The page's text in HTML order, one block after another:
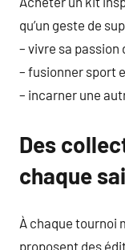
qu’un geste de
– vivre sa
– fusionner sport
– incarner une
Des
chaque
À chaque tournoi
proposent des